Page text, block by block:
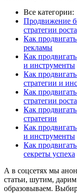
Все категории:
Продвижение
стратегии роста
Как
рекламы
Как
и инструменты
Как
стратегии и
Как
стратегии роста
Как
стратегии
Как
и инструменты
Как
секреты успеха
А в соцсетях мы
статьи, шутим,
образовываем.